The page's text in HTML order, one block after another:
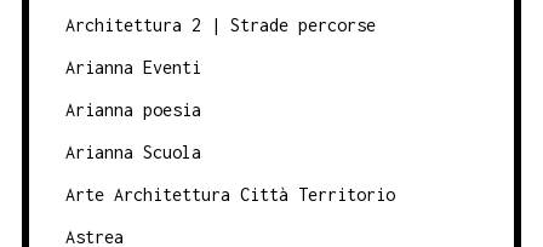
Architettura 2 | Strade percorse
Arianna Eventi
Arianna poesia
Arianna Scuola
Arte Architettura Città Territorio
Astrea